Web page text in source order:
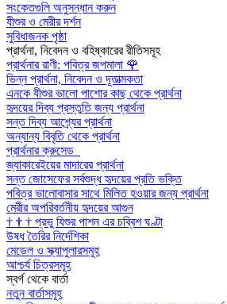
সংকেতগুলি অনুসন্ধান করুন
যীশুর ও মেরীর দর্শন
সুবিধাজনক পৃষ্ঠা
প্রার্থনা, নিবেদন ও বহিষ্কারের রীতিসমূহ
প্রার্থনার রাণী: পবিত্র জপমালা 🌹
ভিন্ন প্রার্থনা, নিবেদন ও দূতাত্মকতা
এনকে যীশুর ভালো পাশোর কাছ থেকে প্রার্থনা
হৃদয়ের দিব্য প্রস্তুতি জন্য প্রার্থনা
সন্ত দিব্য আশ্র্যের প্রার্থনা
অন্যান্য বিবৃতি থেকে প্রার্থনা
প্রার্থনার ক্রুসেড
জ্যাকারেইয়ের মাদারের প্রার্থনা
সন্ত জোসেফের সর্বশুদ্ধ হৃদয়ের প্রতি ভক্তি
পবিত্র ভালোবাসার সাথে মিলিত হওয়ার জন্য প্রার্থনা
মেরীর অপরিবর্তনীয় হৃদয়ের আগুন
† † † প্রভু যিশুর পাশন এর চব্বিশ ঘণ্টা
উষধ তৈরির নির্দেশিকা
মেডেল ও স্ক্যাপুলারসমূহ
আশ্চর্য চিত্রসমূহ
স্বর্গ থেকে বার্তা
নতুন বার্তাসমূহ